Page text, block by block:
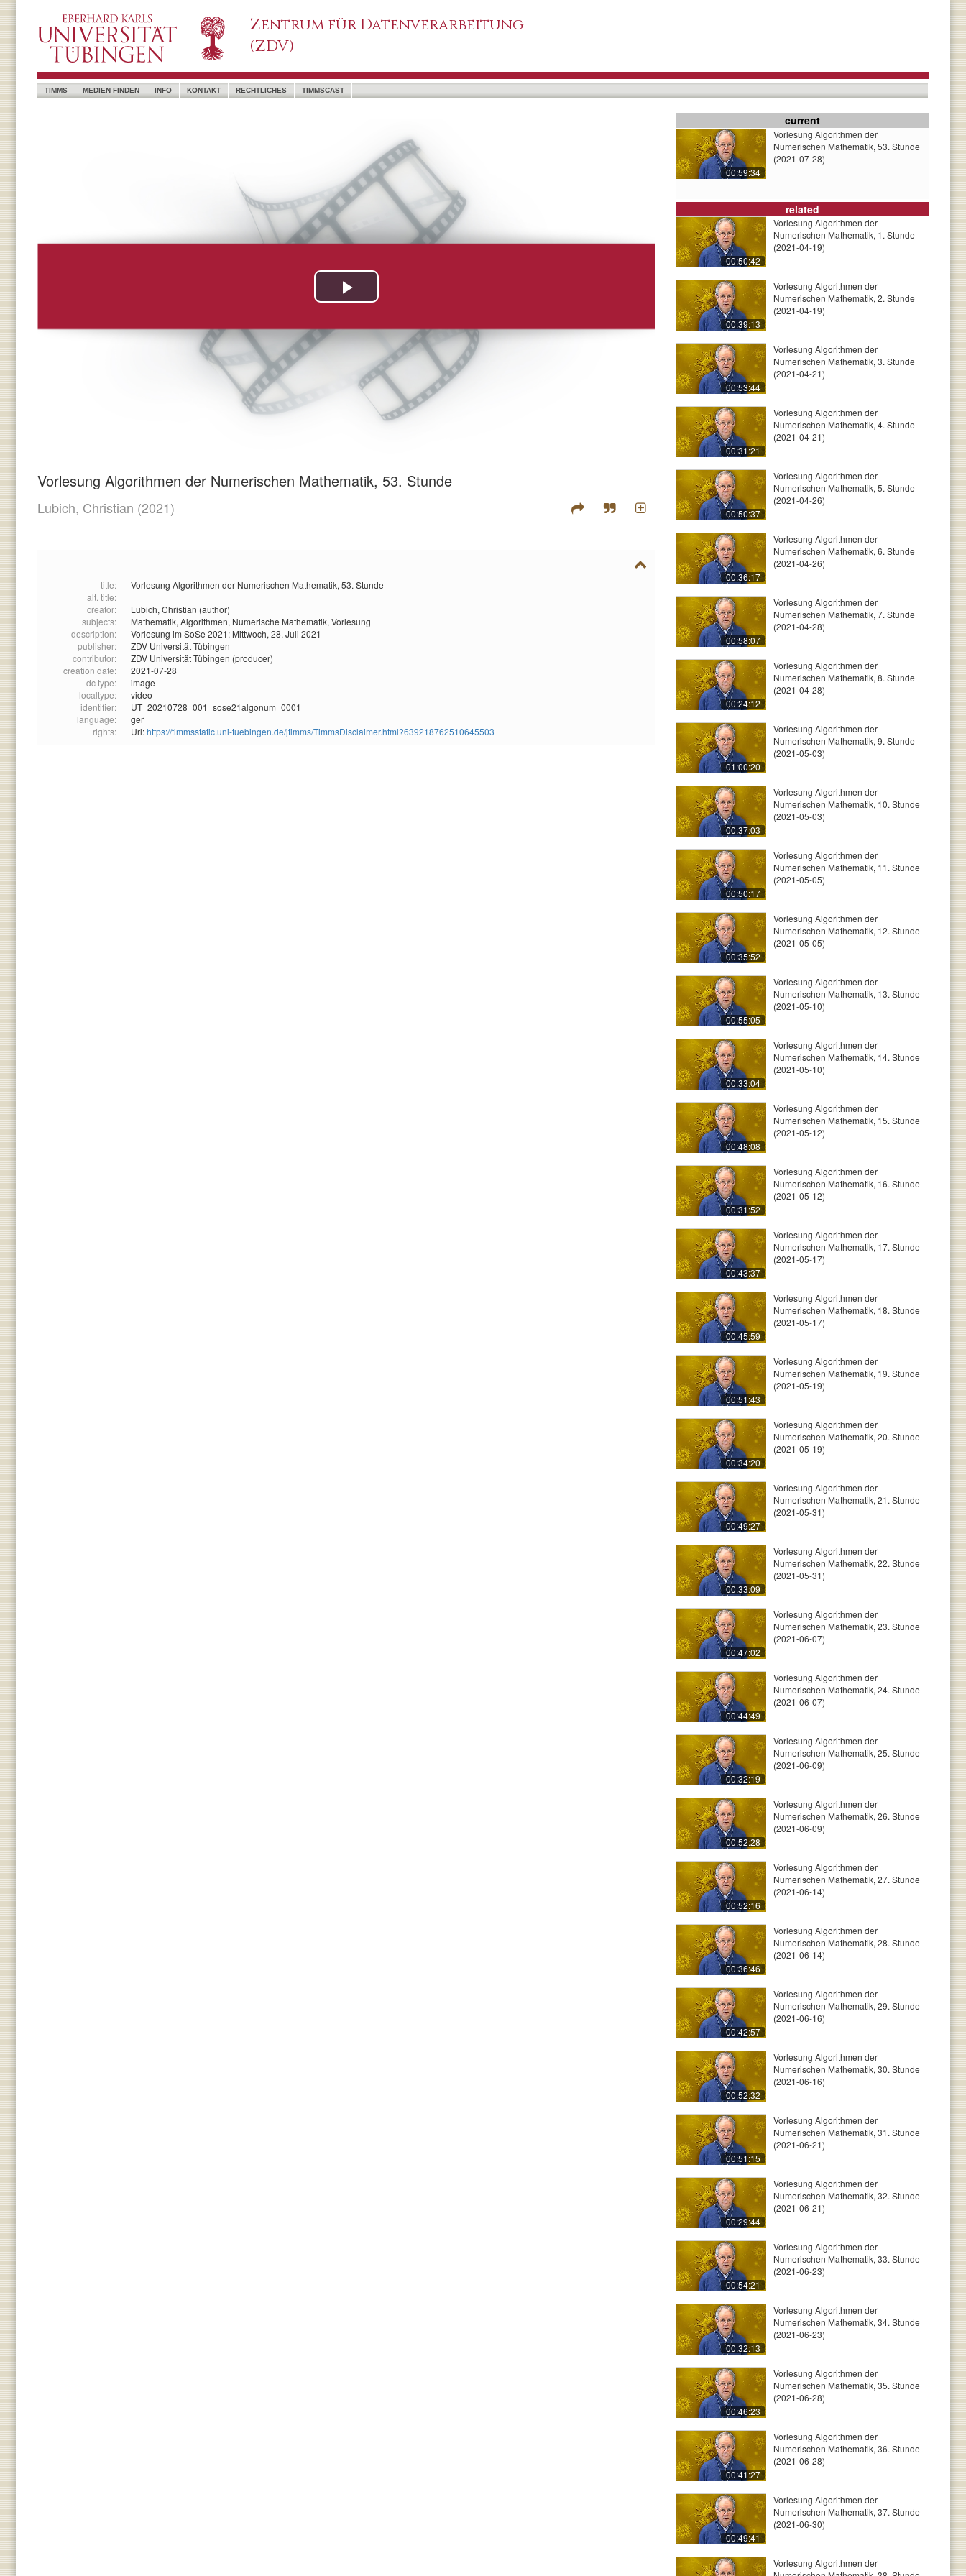
Zentrum für Datenverarbeitung
(ZDV)
TIMMS MEDIEN FINDEN INFO KONTAKT RECHTLICHES TIMMSCAST
Vorlesung Algorithmen der Numerischen Mathematik, 53. Stunde
Lubich, Christian (2021)
title:
Vorlesung Algorithmen der Numerischen Mathematik, 53. Stunde
alt. title:
creator:
Lubich, Christian (author)
subjects:
Mathematik, Algorithmen, Numerische Mathematik, Vorlesung
description:
Vorlesung im SoSe 2021; Mittwoch, 28. Juli 2021
publisher:
ZDV Universität Tübingen
contributor:
ZDV Universität Tübingen (producer)
creation date:
2021-07-28
dc type:
image
localtype:
video
identifier:
UT_20210728_001_sose21algonum_0001
language:
ger
rights:
Url:https://timmsstatic.uni-tuebingen.de/jtimms/TimmsDisclaimer.html?639218762510645503
current
00:59:34
Vorlesung Algorithmen der
Numerischen Mathematik, 53. Stunde
(2021-07-28)
related
00:50:42
Vorlesung Algorithmen der
Numerischen Mathematik, 1. Stunde
(2021-04-19)
00:39:13
Vorlesung Algorithmen der
Numerischen Mathematik, 2. Stunde
(2021-04-19)
00:53:44
Vorlesung Algorithmen der
Numerischen Mathematik, 3. Stunde
(2021-04-21)
00:31:21
Vorlesung Algorithmen der
Numerischen Mathematik, 4. Stunde
(2021-04-21)
00:50:37
Vorlesung Algorithmen der
Numerischen Mathematik, 5. Stunde
(2021-04-26)
00:36:17
Vorlesung Algorithmen der
Numerischen Mathematik, 6. Stunde
(2021-04-26)
00:58:07
Vorlesung Algorithmen der
Numerischen Mathematik, 7. Stunde
(2021-04-28)
00:24:12
Vorlesung Algorithmen der
Numerischen Mathematik, 8. Stunde
(2021-04-28)
01:00:20
Vorlesung Algorithmen der
Numerischen Mathematik, 9. Stunde
(2021-05-03)
00:37:03
Vorlesung Algorithmen der
Numerischen Mathematik, 10. Stunde
(2021-05-03)
00:50:17
Vorlesung Algorithmen der
Numerischen Mathematik, 11. Stunde
(2021-05-05)
00:35:52
Vorlesung Algorithmen der
Numerischen Mathematik, 12. Stunde
(2021-05-05)
00:55:05
Vorlesung Algorithmen der
Numerischen Mathematik, 13. Stunde
(2021-05-10)
00:33:04
Vorlesung Algorithmen der
Numerischen Mathematik, 14. Stunde
(2021-05-10)
00:48:08
Vorlesung Algorithmen der
Numerischen Mathematik, 15. Stunde
(2021-05-12)
00:31:52
Vorlesung Algorithmen der
Numerischen Mathematik, 16. Stunde
(2021-05-12)
00:43:37
Vorlesung Algorithmen der
Numerischen Mathematik, 17. Stunde
(2021-05-17)
00:45:59
Vorlesung Algorithmen der
Numerischen Mathematik, 18. Stunde
(2021-05-17)
00:51:43
Vorlesung Algorithmen der
Numerischen Mathematik, 19. Stunde
(2021-05-19)
00:34:20
Vorlesung Algorithmen der
Numerischen Mathematik, 20. Stunde
(2021-05-19)
00:49:27
Vorlesung Algorithmen der
Numerischen Mathematik, 21. Stunde
(2021-05-31)
00:33:09
Vorlesung Algorithmen der
Numerischen Mathematik, 22. Stunde
(2021-05-31)
00:47:02
Vorlesung Algorithmen der
Numerischen Mathematik, 23. Stunde
(2021-06-07)
00:44:49
Vorlesung Algorithmen der
Numerischen Mathematik, 24. Stunde
(2021-06-07)
00:32:19
Vorlesung Algorithmen der
Numerischen Mathematik, 25. Stunde
(2021-06-09)
00:52:28
Vorlesung Algorithmen der
Numerischen Mathematik, 26. Stunde
(2021-06-09)
00:52:16
Vorlesung Algorithmen der
Numerischen Mathematik, 27. Stunde
(2021-06-14)
00:36:46
Vorlesung Algorithmen der
Numerischen Mathematik, 28. Stunde
(2021-06-14)
00:42:57
Vorlesung Algorithmen der
Numerischen Mathematik, 29. Stunde
(2021-06-16)
00:52:32
Vorlesung Algorithmen der
Numerischen Mathematik, 30. Stunde
(2021-06-16)
00:51:15
Vorlesung Algorithmen der
Numerischen Mathematik, 31. Stunde
(2021-06-21)
00:29:44
Vorlesung Algorithmen der
Numerischen Mathematik, 32. Stunde
(2021-06-21)
00:54:21
Vorlesung Algorithmen der
Numerischen Mathematik, 33. Stunde
(2021-06-23)
00:32:13
Vorlesung Algorithmen der
Numerischen Mathematik, 34. Stunde
(2021-06-23)
00:46:23
Vorlesung Algorithmen der
Numerischen Mathematik, 35. Stunde
(2021-06-28)
00:41:27
Vorlesung Algorithmen der
Numerischen Mathematik, 36. Stunde
(2021-06-28)
00:49:41
Vorlesung Algorithmen der
Numerischen Mathematik, 37. Stunde
(2021-06-30)
Vorlesung Algorithmen der